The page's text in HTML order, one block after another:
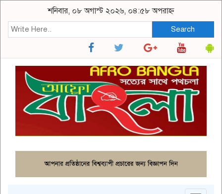
শনিবার, ০৮ অগাস্ট ২০২৬, ০৪:৫৮ অপরাহ্ন
Search